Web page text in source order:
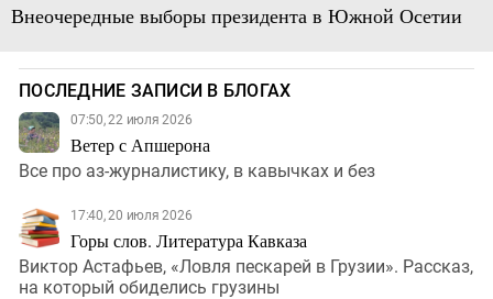
Внеочередные выборы президента в Южной Осетии
ПОСЛЕДНИЕ ЗАПИСИ В БЛОГАХ
07:50, 22 июля 2026
Ветер с Апшерона
Все про аз-журналистику, в кавычках и без
17:40, 20 июля 2026
Горы слов. Литература Кавказа
Виктор Астафьев, «Ловля пескарей в Грузии». Рассказ,
на который обиделись грузины